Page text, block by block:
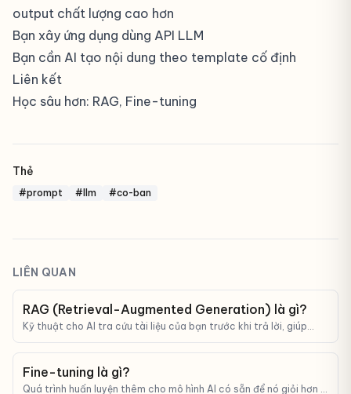
output chất lượng cao hơn
Bạn xây ứng dụng dùng API LLM
Bạn cần AI tạo nội dung theo template cố định
Liên kết
Học sâu hơn: RAG, Fine-tuning
Thẻ
#prompt #llm #co-ban
LIÊN QUAN
RAG (Retrieval-Augmented Generation) là gì?
Kỹ thuật cho AI tra cứu tài liệu của bạn trước khi trả lời, giúp
Fine-tuning là gì?
Quá trình huấn luyện thêm cho mô hình AI có sẵn để nó giỏi hơn ở